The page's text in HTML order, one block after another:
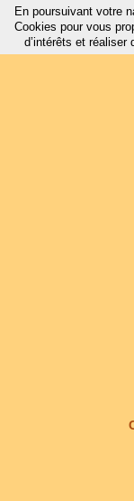
En poursuivant votre
Cookies pour vous
d’intérêts et